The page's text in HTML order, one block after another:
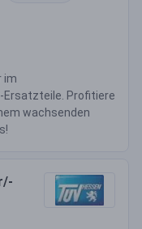
im
Profitiere
wachsenden